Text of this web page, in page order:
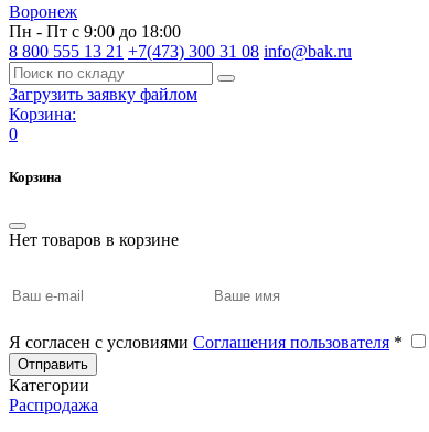
Воронеж
Пн - Пт с 9:00 до 18:00
8 800 555 13 21 +7(473) 300 31 08 info@bak.ru
Загрузить заявку файлом
Корзина:
0
Корзина
Нет товаров в корзине
Я согласен с условиями Соглашения пользователя *
Отправить
Категории
Распродажа